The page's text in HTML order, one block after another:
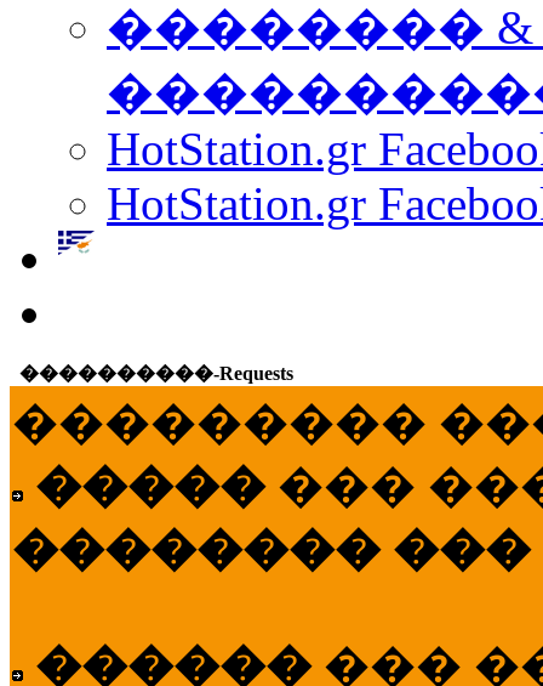
��������
HotStation.gr
HotStation.gr
����������-Requests
���������
����� ���
�������� ���
������ ���